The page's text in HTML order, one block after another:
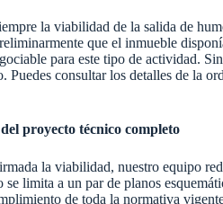
la viabilidad de la salida de
que el inmueble
para este tipo de actividad.
Puedes consultar los detalles de la
proyecto técnico completo
la viabilidad, nuestro equipo
se limita a un par de planos
de toda la normativa